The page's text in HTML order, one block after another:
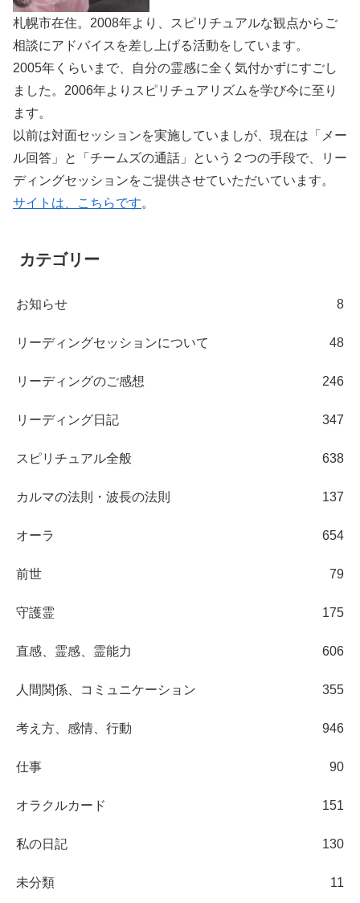
札幌市在住。2008年より、スピリチュアルな観点からご
相談にアドバイスを差し上げる活動をしています。
2005年くらいまで、自分の霊感に全く気付かずにすごし
ました。2006年よりスピリチュアリズムを学び今に至り
ます。
以前は対面セッションを実施していましが、現在は「メー
ル回答」と「チームズの通話」という２つの手段で、リー
ディングセッションをご提供させていただいています。
サイトは、こちらです。
カテゴリー
お知らせ 8
リーディングセッションについて 48
リーディングのご感想 246
リーディング日記 347
スピリチュアル全般 638
カルマの法則・波長の法則 137
オーラ 654
前世 79
守護霊 175
直感、霊感、霊能力 606
人間関係、コミュニケーション 355
考え方、感情、行動 946
仕事 90
オラクルカード 151
私の日記 130
未分類 11